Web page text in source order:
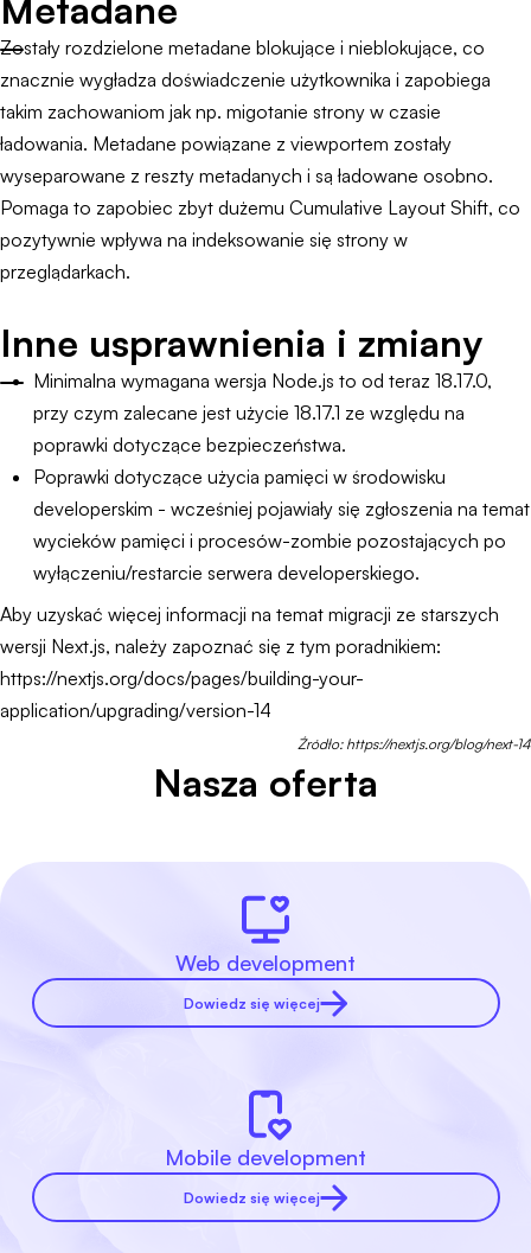
Metadane
Zostały rozdzielone metadane blokujące i nieblokujące, co
znacznie wygładza doświadczenie użytkownika i zapobiega
takim zachowaniom jak np. migotanie strony w czasie
ładowania. Metadane powiązane z viewportem zostały
wyseparowane z reszty metadanych i są ładowane osobno.
Pomaga to zapobiec zbyt dużemu Cumulative Layout Shift, co
pozytywnie wpływa na indeksowanie się strony w
przeglądarkach.
Inne usprawnienia i zmiany
Minimalna wymagana wersja Node.js to od teraz 18.17.0,
przy czym zalecane jest użycie 18.17.1 ze względu na
poprawki dotyczące bezpieczeństwa.
Poprawki dotyczące użycia pamięci w środowisku
developerskim - wcześniej pojawiały się zgłoszenia na temat
wycieków pamięci i procesów-zombie pozostających po
wyłączeniu/restarcie serwera developerskiego.
Aby uzyskać więcej informacji na temat migracji ze starszych
wersji Next.js, należy zapoznać się z tym poradnikiem:
https://nextjs.org/docs/pages/building-your-
application/upgrading/version-14
Źródło: https://nextjs.org/blog/next-14
Nasza oferta
Web development
Dowiedz się więcej
Mobile development
Dowiedz się więcej